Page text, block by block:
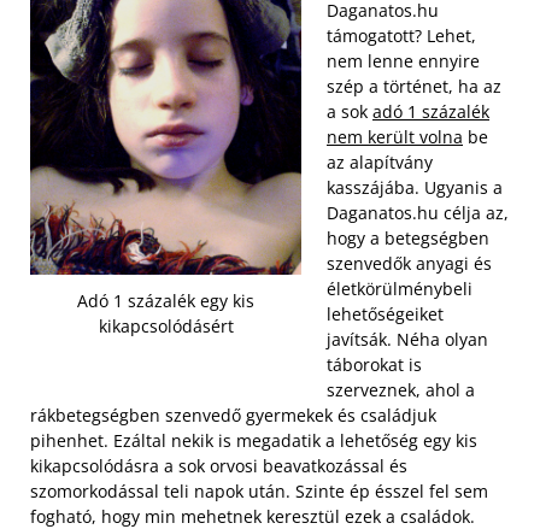
Adó 1 százalék egy kis
kikapcsolódásért
Daganatos.hu
támogatott? Lehet,
nem lenne ennyire
szép a történet, ha az
a sok adó 1 százalék
nem került volna be
az alapítvány
kasszájába. Ugyanis a
Daganatos.hu célja az,
hogy a betegségben
szenvedők anyagi és
életkörülménybeli
lehetőségeiket
javítsák. Néha olyan
táborokat is
szerveznek, ahol a
rákbetegségben szenvedő gyermekek és családjuk
pihenhet. Ezáltal nekik is megadatik a lehetőség egy kis
kikapcsolódásra a sok orvosi beavatkozással és
szomorkodással teli napok után. Szinte ép ésszel fel sem
fogható, hogy min mehetnek keresztül ezek a családok.